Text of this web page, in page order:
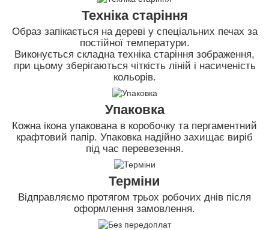
Техніка старіння
Образ запікається на дереві у спеціальних печах за
постійної температури.
Виконується складна техніка старіння зображення,
при цьому зберігаються чіткість ліній і насиченість
кольорів.
Упаковка
Кожна ікона упакована в коробочку та пергаментний
крафтовий папір. Упаковка надійно захищає виріб
під час перевезення.
Терміни
Відправляємо протягом трьох робочих днів після
оформлення замовлення.